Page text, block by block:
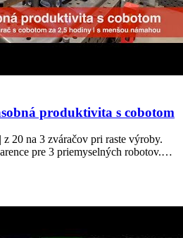
produktivita s cobotom
20 na 3 zváračov pri raste výroby.
pre 3 priemyselných robotov.…